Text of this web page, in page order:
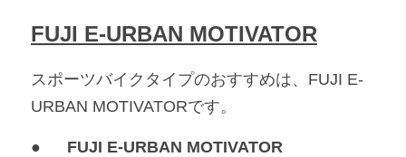
FUJI E-URBAN MOTIVATOR
スポーツバイクタイプのおすすめは、FUJI E-
URBAN MOTIVATORです。
●	FUJI E-URBAN MOTIVATOR